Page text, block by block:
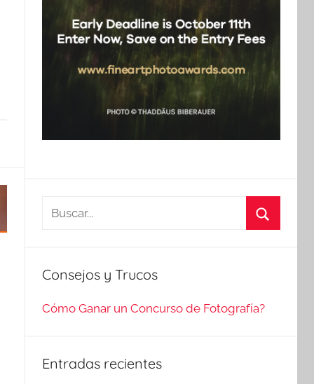
Buscar:
Consejos y Trucos
Cómo Ganar un Concurso de Fotografía?
Entradas recientes